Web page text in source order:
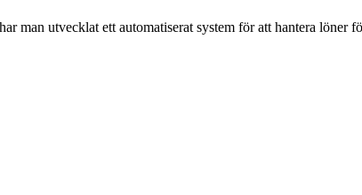
man utvecklat ett automatiserat system för att hantera löner